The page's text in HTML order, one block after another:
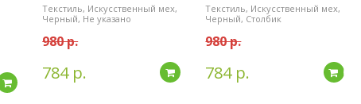
Подробнее
Текстиль, Искусственный мех,
Черный, Не указано
980 р.
784 р. Подробнее
Текстиль, Искусственный мех,
Черный, Столбик
980 р.
784 р.